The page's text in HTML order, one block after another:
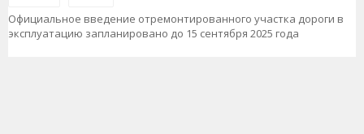
Официальное введение отремонтированного участка дороги в
эксплуатацию запланировано до 15 сентября 2025 года